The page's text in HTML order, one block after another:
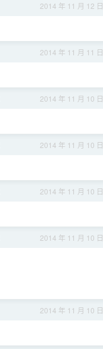
2014 年 11 月 12 日
2014 年 11 月 11 日
2014 年 11 月 10 日
2014 年 11 月 10 日
2014 年 11 月 10 日
2014 年 11 月 10 日
2014 年 11 月 10 日